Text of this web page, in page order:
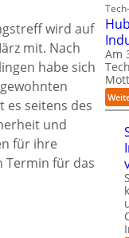
wird auf
mit. Nach
habe sich
seitens des
und
für ihre
Termin für das
Am